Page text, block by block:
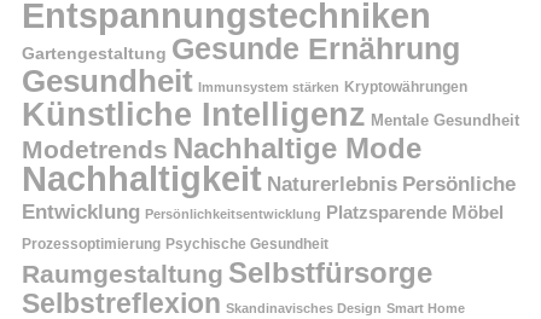
Entspannungstechniken
Gartengestaltung Gesunde Ernährung
Gesundheit Immunsystem stärken Kryptowährungen
Künstliche Intelligenz Mentale Gesundheit
Modetrends Nachhaltige Mode
Nachhaltigkeit Naturerlebnis Persönliche
Entwicklung Persönlichkeitsentwicklung Platzsparende Möbel
Prozessoptimierung Psychische Gesundheit
Raumgestaltung Selbstfürsorge
Selbstreflexion Skandinavisches Design Smart Home